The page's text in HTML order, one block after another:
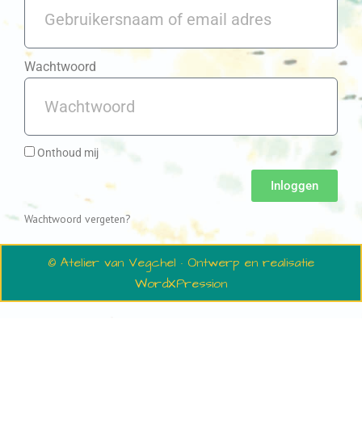
Wachtwoord
Onthoud mij
Inloggen
Wachtwoord vergeten?
© Atelier van Vegchel · Ontwerp en realisatie
WordXPression